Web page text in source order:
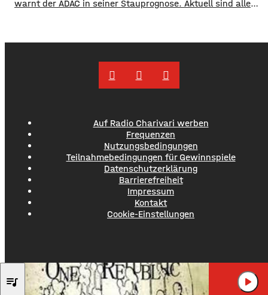
warnt der ADAC in seiner Stauprognose. Aktuell sind alle
Auf Radio Charivari werben
Frequenzen
Nutzungsbedingungen
Teilnahmebedingungen für Gewinnspiele
Datenschutzerklärung
Barrierefreiheit
Impressum
Kontakt
Cookie-Einstellungen
ONEREPUBLIC
ALL THEplay_arrow
queue_music